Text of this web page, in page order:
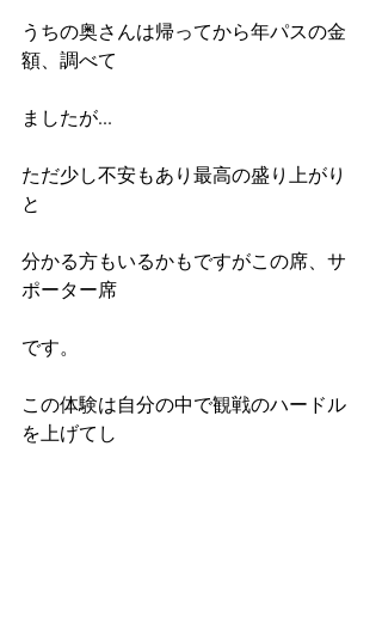
うちの奥さんは帰ってから年パスの金
額、調べて
ましたが...
ただ少し不安もあり最高の盛り上がり
と
分かる方もいるかもですがこの席、サ
ポーター席
です。
この体験は自分の中で観戦のハードル
を上げてし